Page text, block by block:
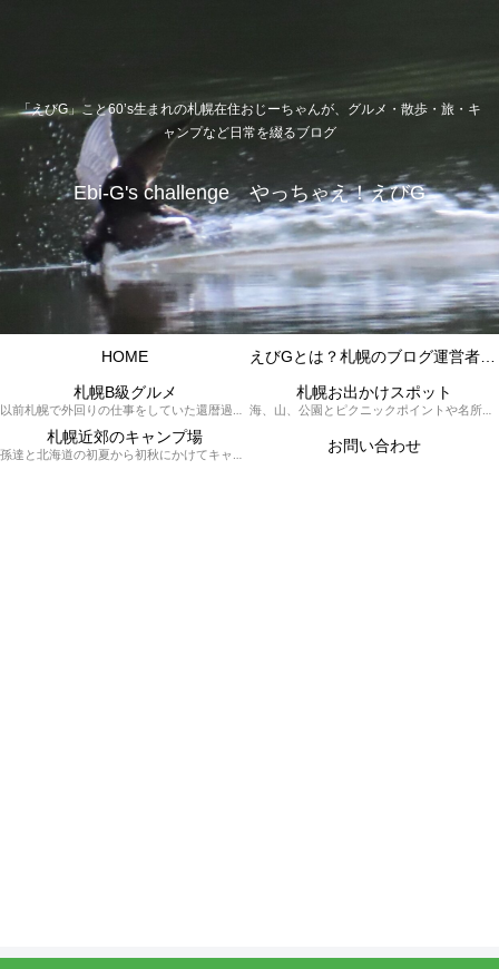
「えびG」こと60’s生まれの札幌在住おじーちゃんが、グルメ・散歩・旅・キ
ャンプなど日常を綴るブログ
Ebi-G's challenge やっちゃえ！えびG
HOME
札幌B級グルメ
以前札幌で外回りの仕事をしていた還暦過ぎブロガー「えびG」がランチ（サラリーマンランチ、サラメシ）を中心に、おそば、ラーメン、中華、日替わりランチを「札幌Bグルメ」と題してレポートしているブログカテゴリーのページです。現在は定年後の再雇用で札幌中とはいかなまでも会社の近くのすすきの界隈や家のある札幌市南区を中心に徘徊しております。
札幌お出かけスポット
海、山、公園とピクニックポイントや名所、旧跡などなど、、、、、札幌はもとより郊外の無理なく日帰りでいって帰ってこれるお出かけスポットを孫っち達（小学５、３年生、幼稚園年長さんの３人）とえびGがお出かけをして紹介しているページです。
札幌近郊のキャンプ場
孫達と北海道の初夏から初秋にかけてキャンプに出かけます。キャンプ場情報だったり料理だったり花火や遊びに虫取りとまさに「やっちゃえ！えびG」やりたい放題のブログです。 お問い合わせ